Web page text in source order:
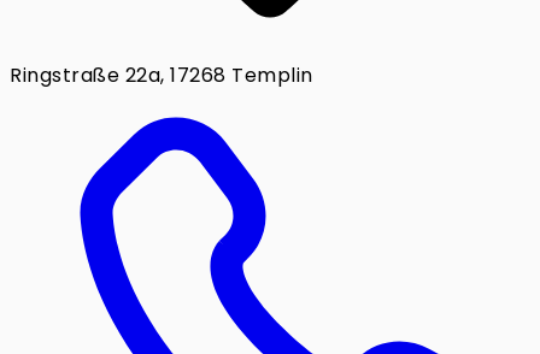
Ringstraße 22a, 17268 Templin